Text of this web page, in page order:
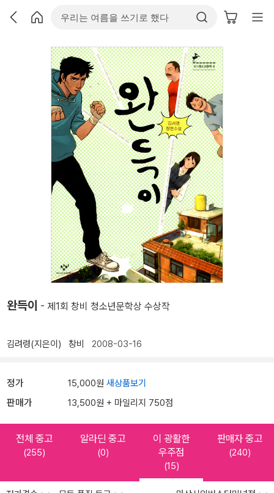
완득이 - 제1회 창비 청소년문학상 수상작
김려령(지은이) 창비 2008-03-16
정가 15,000원 새상품보기
판매가 13,500원 + 마일리지 750점
전체 중고
(255)
알라딘 중고
(0)
이 광활한
우주점
(15)
판매자 중고
(240)